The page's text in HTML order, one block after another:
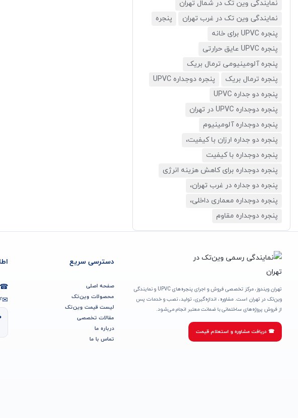
نمایندگی وین تک در شمال تهران
نمایندگی وین تک در غرب تهران
پنجره
پنجره UPVC برای خانه
پنجره UPVC عایق حرارتی
پنجره آلومینیومی ترمال بریک
پنجره ترمال بریک
پنجره دوجداره UPVC
پنجره دو جداره UPVC
پنجره دوجداره UPVC در تهران
پنجره دوجداره آلومینیوم
پنجره دو جداره ارزان با کیفیت،
پنجره دوجداره با کیفیت
پنجره دوجداره برای کاهش هزینه انرژی
پنجره دو جداره در غرب تهران،
پنجره دوجداره معماری داخلی،
پنجره دوجداره مقاوم
تهران ویندوز، مرکز تخصصی فروش و اجرای پنجره‌های UPVC و نمایندگی
وین‌تک در تهران است. مشاوره، اندازه‌گیری، تولید، نصب و خدمات پس
از فروش پروژه‌های ساختمانی با ضمانت معتبر انجام می‌شود.
☎ دریافت مشاوره و استعلام قیمت
دسترسی سریع
صفحه اصلی
محصولات وین‌تک
لیست قیمت وین‌تک
مقالات تخصصی
درباره ما
تماس با ما
☎
✉